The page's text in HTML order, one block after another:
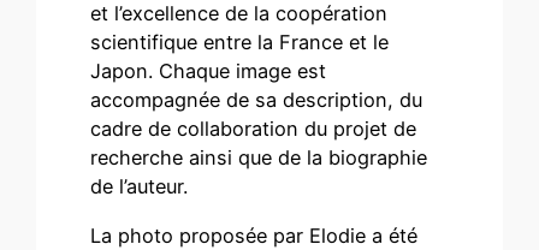
et l’excellence de la coopération
scientifique entre la France et le
Japon. Chaque image est
accompagnée de sa description, du
cadre de collaboration du projet de
recherche ainsi que de la biographie
de l’auteur.
La photo proposée par Elodie a été